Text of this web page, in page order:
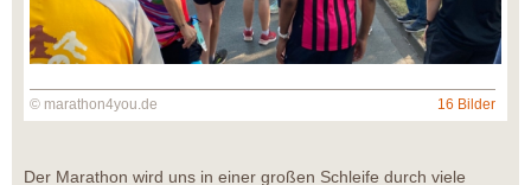
© marathon4you.de 16 Bilder
Der Marathon wird uns in einer großen Schleife durch viele